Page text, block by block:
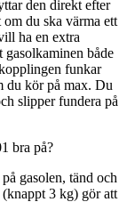
den direkt efter
du ska värma ett
ha en extra
gasolkaminen både
funkar
du kör på max. Du
slipper fundera på
bra på?
gasolen, tänd och
3 kg) gör att